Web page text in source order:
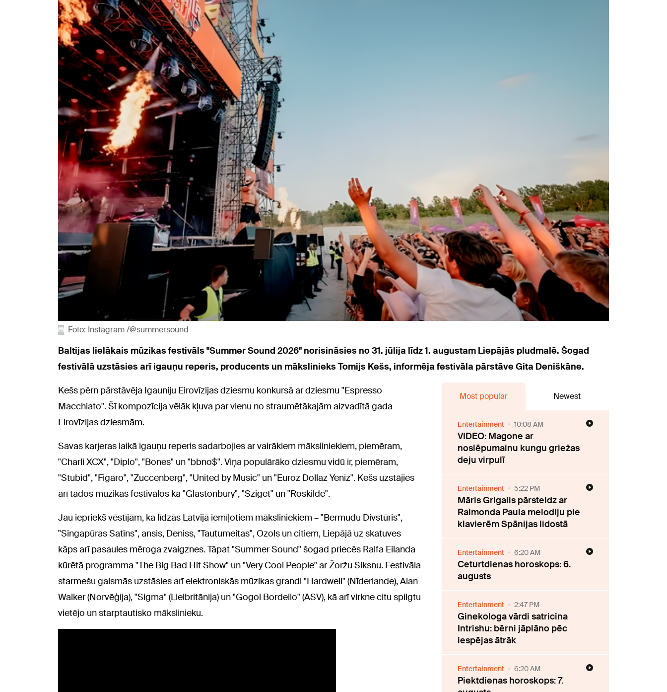
Foto: Instagram /@summersound
Baltijas lielākais mūzikas festivāls "SummerSound 2026" norisināsies no 31. jūlija līdz 1. augustam Liepājās pludmalē. Šogad
festivālā uzstāsies arī igauņu reperis, producents un mākslinieks Tomijs Kešs, informēja festivāla pārstāve Gita Deniškāne.
Kešs pērn pārstāvēja Igauniju Eirovīzijas dziesmu konkursā ar dziesmu "Espresso
Macchiato". Šī kompozīcija vēlāk kļuva par vienu no straumētākajām aizvadītā gada
Eirovīzijas dziesmām.
Savas karjeras laikā igauņu reperis sadarbojies ar vairākiem māksliniekiem, piemēram,
"Charli XCX", "Diplo", "Bones" un "bbno$". Viņa populārāko dziesmu vidū ir, piemēram,
"Stubid", "Figaro", "Zuccenberg", "United by Music" un "Euroz Dollaz Yeniz". Kešs uzstājies
arī tādos mūzikas festivālos kā "Glastonbury", "Sziget" un "Roskilde".
Jau iepriekš vēstījām, ka līdzās Latvijā iemīļotiem māksliniekiem – "Bermudu Divstūris",
"Singapūras Satīns", ansis, Deniss, "Tautumeitas", Ozols un citiem, Liepājā uz skatuves
kāps arī pasaules mēroga zvaigznes. Tāpat "Summer Sound" šogad priecēs Ralfa Eilanda
kūrētā programma "The Big Bad Hit Show" un "Very Cool People" ar Žoržu Siksnu. Festivāla
starmešu gaismās uzstāsies arī elektroniskās mūzikas grandi "Hardwell" (Nīderlande), Alan
Walker (Norvēģija), "Sigma" (Lielbritānija) un "Gogol Bordello" (ASV), kā arī virkne citu spilgtu
vietējo un starptautisko mākslinieku.
Most popular Newest
Entertainment 10:08 AM
VIDEO: Magone ar
noslēpumainu kungu griežas
deju virpulī
Entertainment 5:22 PM
Māris Grigalis pārsteidz ar
Raimonda Paula melodiju pie
klavierēm Spānijas lidostā
Entertainment 6:20 AM
Ceturtdienas horoskops: 6.
augusts
Entertainment 2:47 PM
Ginekologa vārdi satricina
Intrishu: bērni jāplāno pēc
iespējas ātrāk
Entertainment 6:20 AM
Piektdienas horoskops: 7.